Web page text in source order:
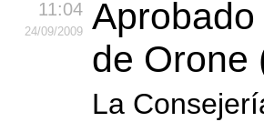
11:04
24/09/2009
de Orone
La